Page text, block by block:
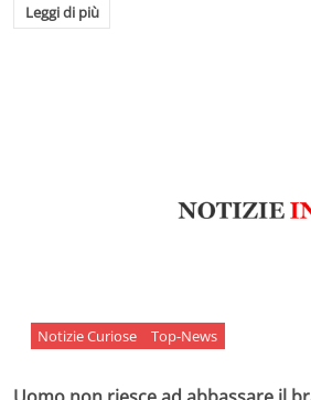
Leggi di più
Notizie Curiose Top-News